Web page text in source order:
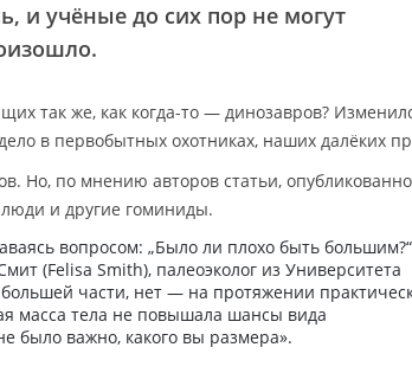
и учёные до сих пор не могут
так же, как когда-то — динозавров?
в первобытных охотниках, наших далёких
Но, по мнению авторов статьи,
и другие гоминиды.
вопросом: „Было ли плохо быть
(Felisa Smith), палеоэколог из Университета
части, нет — на протяжении
масса тела не повышала шансы вида
было важно, какого вы размера».